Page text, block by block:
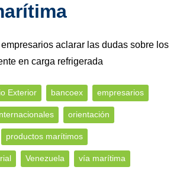
aclarar las dudas sobre los
en carga refrigerada
Exterior bancoex empresarios
orientación
productos marítimos
Venezuela vía marítima